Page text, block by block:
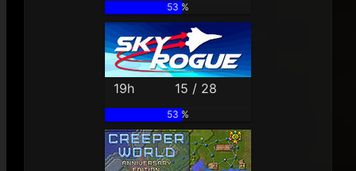
53 %
19h 15 / 28
53 %